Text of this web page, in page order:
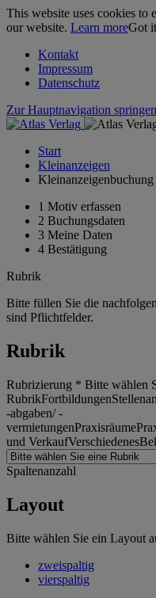
This website uses cookies to
our website. Learn moreGot
Kontakt
Impressum
Datenschutz
Zur Hauptnavigation springen
Start
Kleinanzeigen
1 Motiv erfassen
2 Buchungsdaten
3 Meine Daten
4 Bestätigung
Rubrik
Bitte füllen Sie die
sind Pflichtfelder.
Rubrik
Rubrizierung * Bitte wählen
RubrikFortbildungen
-abgaben/ -
vermietungenPraxisräume
und VerkaufVerschiedenes
Spaltenanzahl
Layout
Bitte wählen Sie ein Layout
zweispaltig
vierspaltig